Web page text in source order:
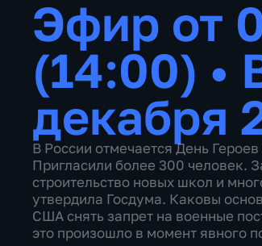
Эфир от
(14:00) •
декабря
В России отмечается День
Пригласили более 300 человек.
строительство новых школ и
утвердила Госдума. Каковы
США снять запрет на военные
это произошло в момент явного